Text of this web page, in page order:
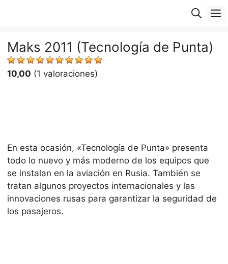
Maks 2011 (Tecnología de Punta)
10,00 (1 valoraciones)
En esta ocasión, «Tecnología de Punta» presenta
todo lo nuevo y más moderno de los equipos que
se instalan en la aviación en Rusia. También se
tratan algunos proyectos internacionales y las
innovaciones rusas para garantizar la seguridad de
los pasajeros.